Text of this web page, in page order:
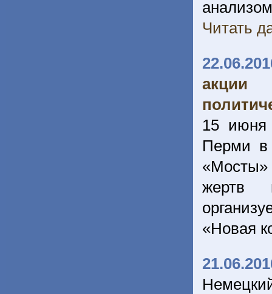
Читать
акции
15 июня
Перми в
«Мосты»
жертв
«Новая